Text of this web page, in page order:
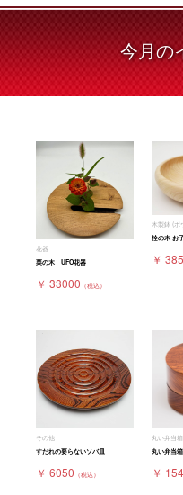
今月の
花器
栗の木 UFO花器
￥ 33000 （税込）
木製鉢 (ボ
栓の木 お
￥
その他
すだれの要らないソバ皿
￥ 6050 （税込）
丸い弁当箱
丸い弁当箱
￥